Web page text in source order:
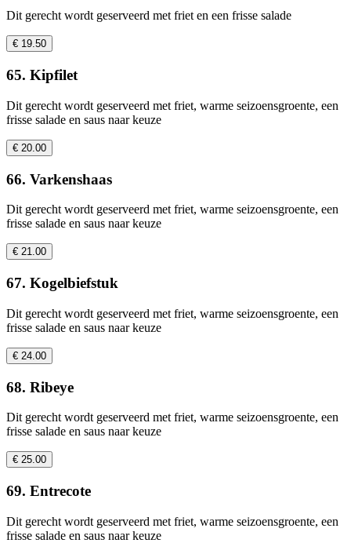
Dit gerecht wordt geserveerd met friet en een frisse salade
€ 19.50
65. Kipfilet
Dit gerecht wordt geserveerd met friet, warme seizoensgroente, een
frisse salade en saus naar keuze
€ 20.00
66. Varkenshaas
Dit gerecht wordt geserveerd met friet, warme seizoensgroente, een
frisse salade en saus naar keuze
€ 21.00
67. Kogelbiefstuk
Dit gerecht wordt geserveerd met friet, warme seizoensgroente, een
frisse salade en saus naar keuze
€ 24.00
68. Ribeye
Dit gerecht wordt geserveerd met friet, warme seizoensgroente, een
frisse salade en saus naar keuze
€ 25.00
69. Entrecote
Dit gerecht wordt geserveerd met friet, warme seizoensgroente, een
frisse salade en saus naar keuze